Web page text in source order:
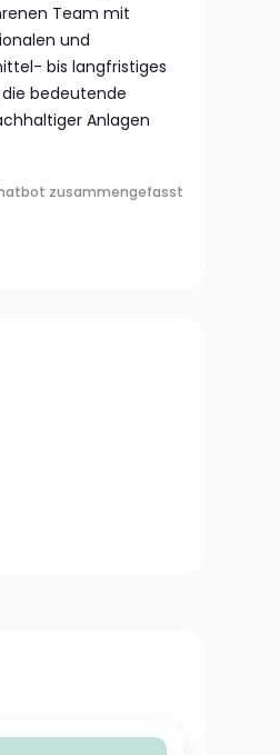
Team mit
und
bis langfristiges
bedeutende
Anlagen
zusammengefasst